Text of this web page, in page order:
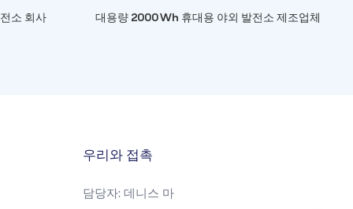
소 회사 대용량 2000Wh 휴대용 야외 발전소 제조업체
우리와 접촉
담당자: 데니스 마